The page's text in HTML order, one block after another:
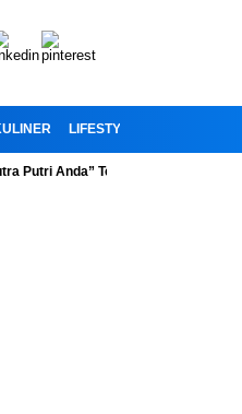
LIFESTYLE
Anda” Telah Dibuka Penerimaan